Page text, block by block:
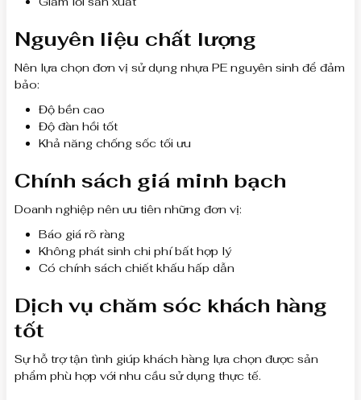
Nguyên liệu chất lượng
Nên lựa chọn đơn vị sử dụng nhựa PE nguyên sinh để đảm
bảo:
Độ bền cao
Độ đàn hồi tốt
Khả năng chống sốc tối ưu
Chính sách giá minh bạch
Doanh nghiệp nên ưu tiên những đơn vị:
Báo giá rõ ràng
Không phát sinh chi phí bất hợp lý
Có chính sách chiết khấu hấp dẫn
Dịch vụ chăm sóc khách hàng
tốt
Sự hỗ trợ tận tình giúp khách hàng lựa chọn được sản
phẩm phù hợp với nhu cầu sử dụng thực tế.